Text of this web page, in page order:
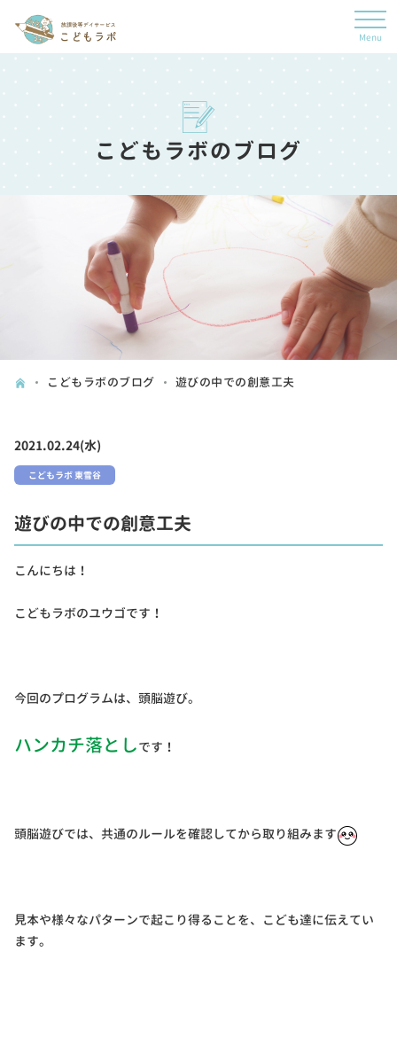
こどもラボのブログ
こどもラボのブログ 遊びの中での創意工夫
2021.02.24(水)
こどもラボ 東雪谷
遊びの中での創意工夫
こんにちは！
こどもラボのユウゴです！
今回のプログラムは、頭脳遊び。
ハンカチ落としです！
頭脳遊びでは、共通のルールを確認してから取り組みます
見本や様々なパターンで起こり得ることを、こども達に伝えてい
ます。